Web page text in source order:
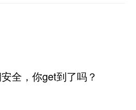
全，你get到了吗？